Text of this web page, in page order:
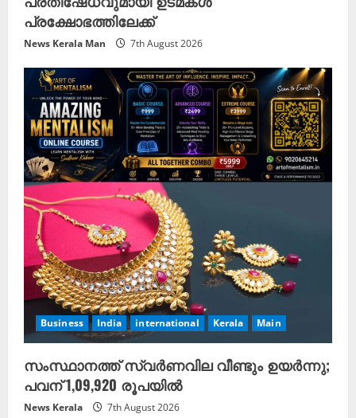
പ്രക്ഷോഭത്തിലേക്ക്
News Kerala Man 7th August 2026
Business India international Kerala Main
സംസ്ഥാനത്ത് സ്വർണവില വീണ്ടും ഉയർന്നു;
പവന് 1,09,920 രൂപയിൽ
News Kerala 7th August 2026